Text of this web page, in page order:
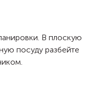
В плоскую
посуду разбейте